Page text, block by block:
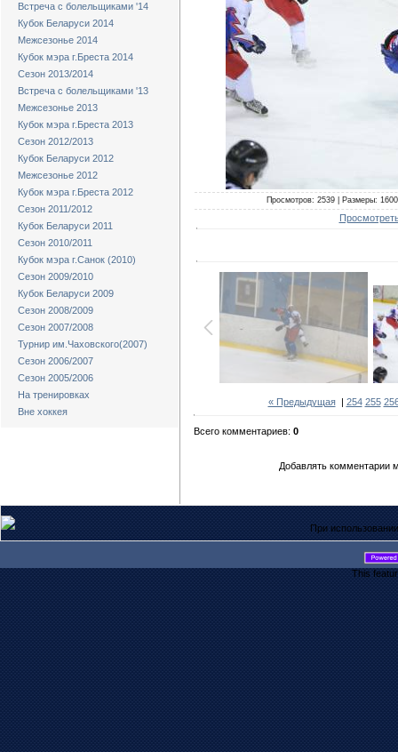
Встреча с болельщиками '14
Кубок Беларуси 2014
Межсезонье 2014
Кубок мэра г.Бреста 2014
Сезон 2013/2014
Встреча с болельщиками '13
Межсезонье 2013
Кубок мэра г.Бреста 2013
Сезон 2012/2013
Кубок Беларуси 2012
Межсезонье 2012
Кубок мэра г.Бреста 2012
Сезон 2011/2012
Кубок Беларуси 2011
Сезон 2010/2011
Кубок мэра г.Санок (2010)
Сезон 2009/2010
Кубок Беларуси 2009
Сезон 2008/2009
Сезон 2007/2008
Турнир им.Чаховского(2007)
Сезон 2006/2007
Сезон 2005/2006
На тренировках
Вне хоккея
Просмотров: 2539 | Размеры:
« Предыдущая| 254 255
Всего комментариев: 0
Добавлять комментарии
При
This